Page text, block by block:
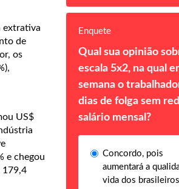
extrativa
de
os
US$
e chegou
179,4
Enquete
Qual sua opinião
escala 5x2, na qual
semana o
dias de folga sem
salário mensal?
Concordo, pois
aumentará a
vida dos brasileiros